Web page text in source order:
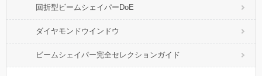
回折型ビームシェイパーDoE
ダイヤモンドウインドウ
ビームシェイパー完全セレクションガイド